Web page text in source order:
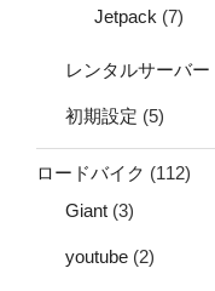
Jetpack (7)
レンタルサーバー
初期設定 (5)
ロードバイク (112)
Giant (3)
youtube (2)